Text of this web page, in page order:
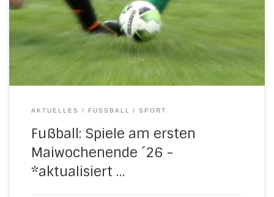
Die D-Jugend bedankt sich ganz herzlich bei Serkiss vom
Handy Repairstore Eschwege für die Anschaffung der
neuen Hoodies. 18.00 Uhr in Hessisch-LichtenauC-Jugend:
AKTUELLES FUSSBALL SPORT
Fußball: Spiele am ersten
Maiwochenende ´26 -
*aktualisiert …